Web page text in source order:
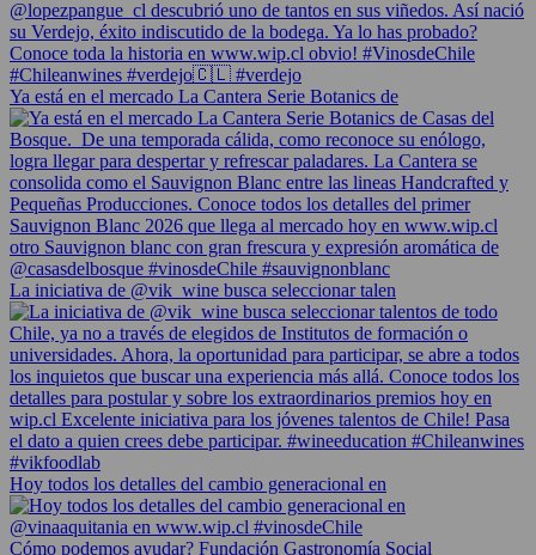
Ya está en el mercado La Cantera Serie Botanics de
La iniciativa de @vik_wine busca seleccionar talen
Hoy todos los detalles del cambio generacional en
Cómo podemos ayudar? Fundación Gastronomía Social